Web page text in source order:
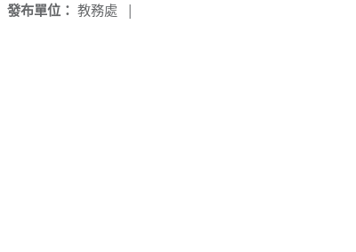
發布單位： 教務處 |